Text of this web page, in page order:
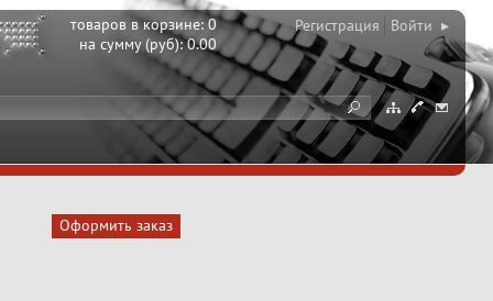
товаров в корзине:0
на сумму (руб):0.00
Регистрация Войти ▸